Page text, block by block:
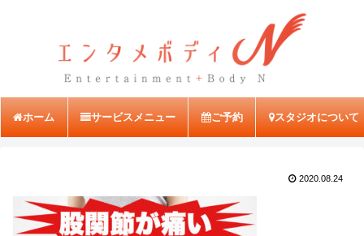
ホーム サービスメニュー ご予約 スタジオについて
2020.08.24